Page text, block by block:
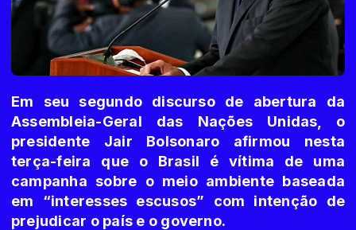
Em seu segundo discurso de abertura da
Assembleia-Geral das Nações Unidas, o
presidente Jair Bolsonaro afirmou nesta
terça-feira que o Brasil é vítima de uma
campanha sobre o meio ambiente baseada
em “interesses escusos” com intenção de
prejudicar o país e o governo.